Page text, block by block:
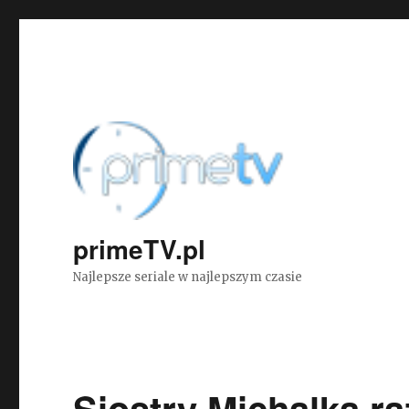
primeTV.pl
Najlepsze seriale w najlepszym czasie